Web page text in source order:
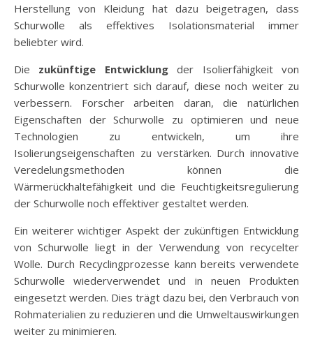
Herstellung von Kleidung hat dazu beigetragen, dass
Schurwolle als effektives Isolationsmaterial immer
beliebter wird.
Die zukünftige Entwicklungder Isolierfähigkeit von
Schurwolle konzentriert sich darauf, diese noch weiter zu
verbessern. Forscher arbeiten daran, die natürlichen
Eigenschaften der Schurwolle zu optimieren und neue
Technologien zu entwickeln, um ihre
Isolierungseigenschaften zu verstärken. Durch innovative
Veredelungsmethoden können die
Wärmerückhaltefähigkeit und die Feuchtigkeitsregulierung
der Schurwolle noch effektiver gestaltet werden.
Ein weiterer wichtiger Aspekt der zukünftigen Entwicklung
von Schurwolle liegt in der Verwendung von recycelter
Wolle. Durch Recyclingprozesse kann bereits verwendete
Schurwolle wiederverwendet und in neuen Produkten
eingesetzt werden. Dies trägt dazu bei, den Verbrauch von
Rohmaterialien zu reduzieren und die Umweltauswirkungen
weiter zu minimieren.